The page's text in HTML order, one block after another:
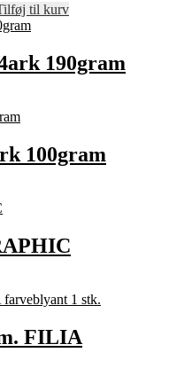
Kr..
til kurv
190gram
100gram
FILIA